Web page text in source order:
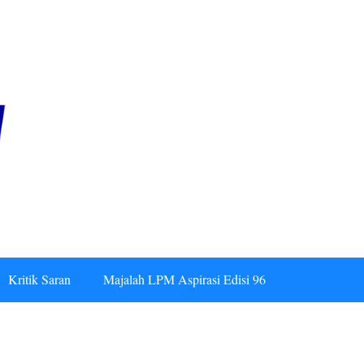
Kritik Saran Majalah LPM Aspirasi Edisi 96